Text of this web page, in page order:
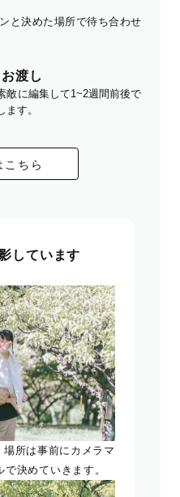
と決めた場所で待ち合わせ
渡し
敵に編集して1~2週間前後で
す。
こちら
しています
所は事前にカメラマ
決めていきます。